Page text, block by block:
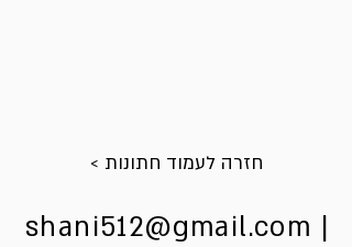
< חזרה לעמוד חתונות
shani512@gmail.com |